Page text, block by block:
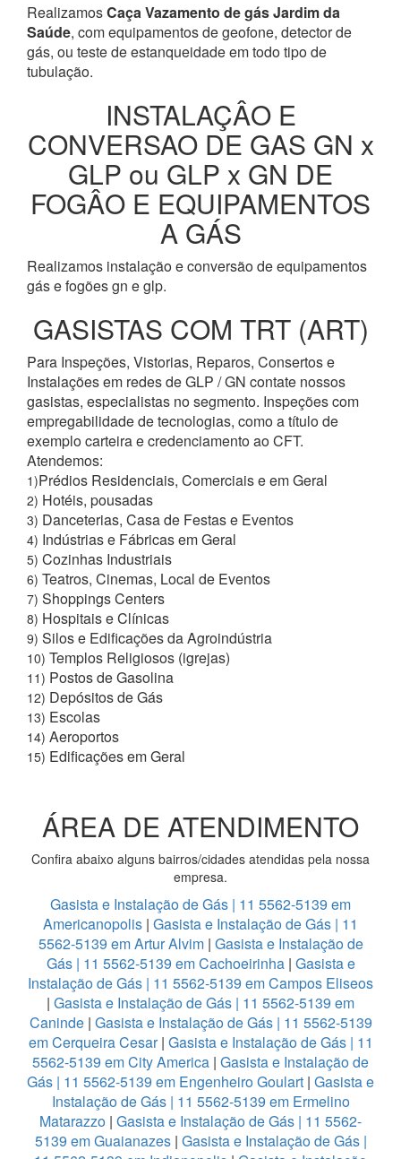
RealizamosCaça Vazamento de gás Jardim da
Saúde, com equipamentos de geofone, detector de
gás, ou teste de estanqueidade em todo tipo de
tubulação.
INSTALAÇÂO E
CONVERSAO DE GAS GN x
GLP ou GLP x GN DE
FOGÂO E EQUIPAMENTOS
A GÁS
Realizamos instalação e conversão de equipamentos
gás e fogões gn e glp.
GASISTAS COM TRT (ART)
Para Inspeções, Vistorias, Reparos, Consertos e
Instalações em redes de GLP / GN contate nossos
gasistas, especialistas no segmento. Inspeções com
empregabilidade de tecnologias, como a título de
exemplo carteira e credenciamento ao CFT.
Atendemos:
1)Prédios Residenciais, Comerciais e em Geral
2) Hotéis, pousadas
3) Danceterias, Casa de Festas e Eventos
4) Indústrias e Fábricas em Geral
5) Cozinhas Industriais
6) Teatros, Cinemas, Local de Eventos
7) Shoppings Centers
8) Hospitais e Clínicas
9) Silos e Edificações da Agroindústria
10) Templos Religiosos (igrejas)
11) Postos de Gasolina
12) Depósitos de Gás
13) Escolas
14) Aeroportos
15) Edificações em Geral
ÁREA DE ATENDIMENTO
Confira abaixo alguns bairros/cidades atendidas pela nossa
empresa.
Gasista e Instalação de Gás | 11 5562-5139 em
Americanopolis | Gasista e Instalação de Gás | 11
5562-5139 em Artur Alvim | Gasista e Instalação de
Gás | 11 5562-5139 em Cachoeirinha| Gasista e
Instalação de Gás | 11 5562-5139 em Campos Eliseos
| Gasista e Instalação de Gás | 11 5562-5139 em
Caninde| Gasista e Instalação de Gás | 11 5562-5139
em Cerqueira Cesar| Gasista e Instalação de Gás | 11
5562-5139 em City America | Gasista e Instalação de
Gás | 11 5562-5139 em Engenheiro Goulart | Gasista e
Instalação de Gás | 11 5562-5139 em Ermelino
Matarazzo | Gasista e Instalação de Gás | 11 5562-
5139 em Guaianazes| Gasista e Instalação de Gás |